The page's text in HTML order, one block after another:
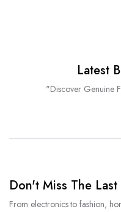
Latest
"Discover Genuine
Don't Miss The Last
From electronics to fashion,